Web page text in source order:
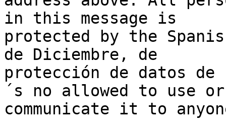
in this message is
protected by the
de Diciembre, de
protección de datos
´s no allowed to use
communicate it to